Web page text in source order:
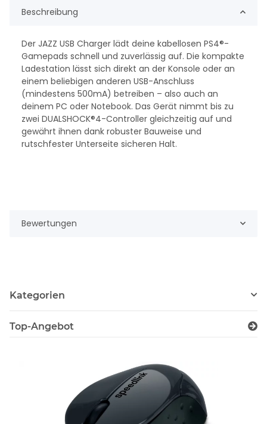
Beschreibung
Der JAZZ USB Charger lädt deine kabellosen PS4®-
Gamepads schnell und zuverlässig auf. Die kompakte
Ladestation lässt sich direkt an der Konsole oder an
einem beliebigen anderen USB-Anschluss
(mindestens 500mA) betreiben – also auch an
deinem PC oder Notebook. Das Gerät nimmt bis zu
zwei DUALSHOCK®4-Controller gleichzeitig auf und
gewährt ihnen dank robuster Bauweise und
rutschfester Unterseite sicheren Halt.
Bewertungen
Kategorien
Top-Angebot